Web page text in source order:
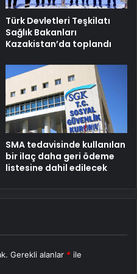
Türk Devletleri Teşkilatı
Sağlık Bakanları
Kazakistan’da toplandı
SMA tedavisinde kullanılan
bir ilaç daha geri ödeme
listesine dahil edilecek
Gerekli alanlar * ile